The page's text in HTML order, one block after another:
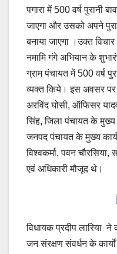
पगारा में 500 वर्ष पुरानी
जाएगा और उसको अपने
बनाया जाएगा ।उक्त
नमामि गंगे अभियान के
ग्राम पंचायत में 500 वर्ष
व्यक्त किये। इस अवसर पर
अरविंद घोसी, ऑफिसर
सिंह, जिला पंचायत के मुख्य
जनपद पंचायत के मुख्य
विश्वकर्मा, पवन चौरसिया,
एवं अधिकारी मौजूद थे।
विधायक प्रदीप लारिया
जन संरक्षण संवर्धन के